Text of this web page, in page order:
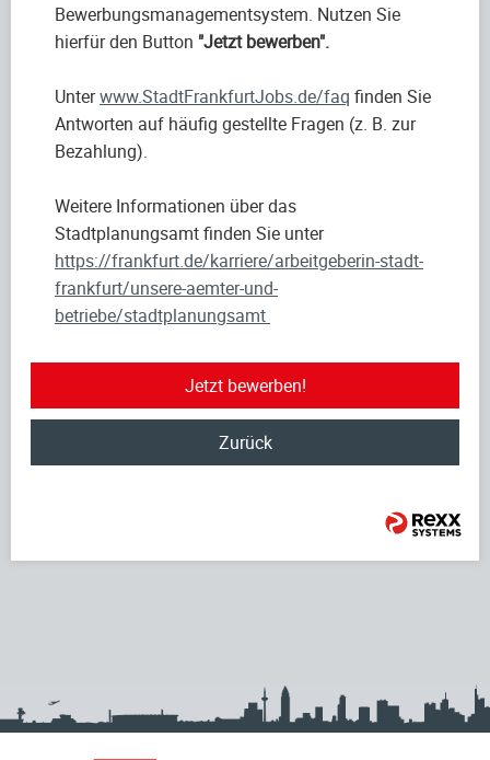
Bewerbungsmanagementsystem. Nutzen Sie
hierfür den Button "Jetzt bewerben".
Unterwww.StadtFrankfurtJobs.de/faq finden Sie
Antworten auf häufig gestellte Fragen (z. B. zur
Bezahlung).
Weitere Informationen über das
Stadtplanungsamt finden Sie unter
https://frankfurt.de/karriere/arbeitgeberin-stadt-
frankfurt/unsere-aemter-und-
betriebe/stadtplanungsamt
Jetzt bewerben!
Zurück